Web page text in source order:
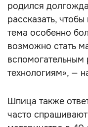
родился
рассказать,
тема особенно
возможно стать
технологиям», —
Шпица также
часто